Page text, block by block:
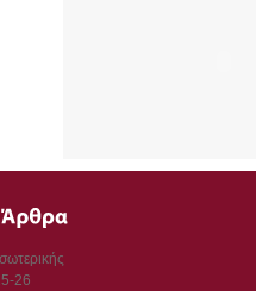
26